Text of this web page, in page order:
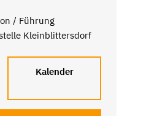
/ Führung
Kleinblittersdorf
Kalender